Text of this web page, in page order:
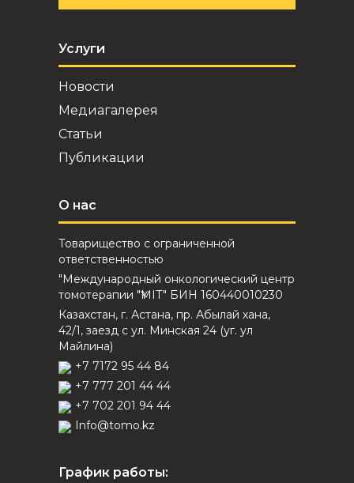
Услуги
Новости
Медиагалерея
Статьи
Публикации
О нас
Товарищество с ограниченной
ответственностью
"Международный онкологический центр
томотерапии "ҮМІТ" БИН 160440010230
Казахстан, г. Астана, пр. Абылай хана,
42/1, заезд с ул. Минская 24 (уг. ул
Майлина)
+7 7172 95 44 84
+7 777 201 44 44
+7 702 201 94 44
Info@tomo.kz
График работы: